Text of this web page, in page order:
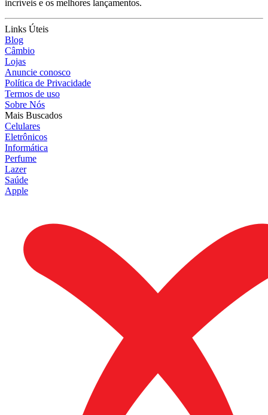
incríveis e os melhores lançamentos.
Links Úteis
Blog
Câmbio
Lojas
Anuncie conosco
Política de Privacidade
Termos de uso
Sobre Nós
Mais Buscados
Celulares
Eletrônicos
Informática
Perfume
Lazer
Saúde
Apple